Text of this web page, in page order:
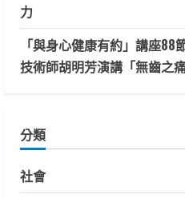
力
「與身心健康有約」講座
技術師胡明芳演講「無齒之
分類
社會